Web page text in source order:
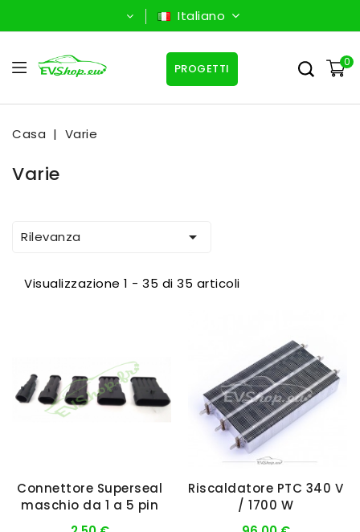
Italiano
0
PROGETTI
Casa Varie
Varie
Rilevanza 
Visualizzazione 1 - 35 di 35 articoli
Connettore Superseal
maschio da 1 a 5 pin
Riscaldatore PTC 340 V
/ 1700 W